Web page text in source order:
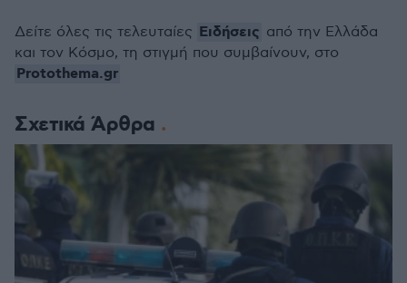
Σχετικά Άρθρα
Δείτε όλες τις τελευταίες Ειδήσεις από την Ελλάδα
και τον Κόσμο, τη στιγμή που συμβαίνουν, στο
Protothema.gr